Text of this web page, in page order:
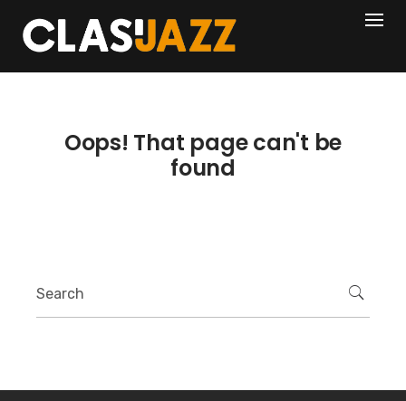
content
404
Oops! That page can't be
found